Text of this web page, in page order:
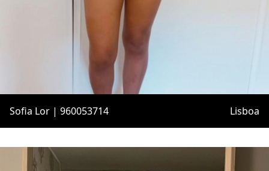
Sofia Lor | 960053714 Lisboa